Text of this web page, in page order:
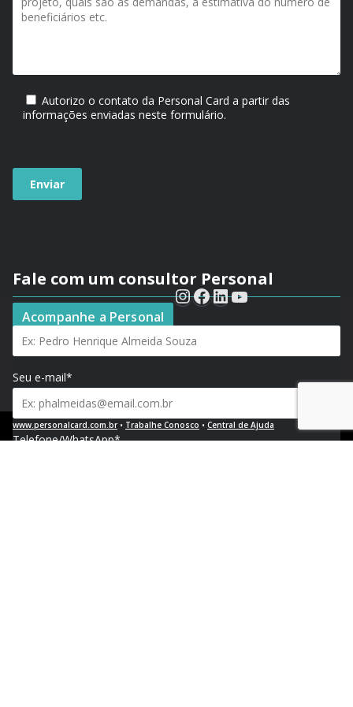
Autorizo o contato da Personal Card a partir das
informações enviadas neste formulário.
Fale com um consultor Personal
Seu nome*
Seu e-mail*
Telefone/WhatsApp*
Acompanhe a Personal
www.personalcard.com.br• Trabalhe Conosco • Central de Ajuda